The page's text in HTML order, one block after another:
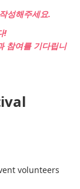
성해주세요.
!
참여를 기다립니
volunteers